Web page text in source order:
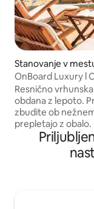
Stanovanje v
o
OnBoard Luxury l
pogled na ocean
Resnično
obdana z lepoto.
zbudite ob
prepletajo z
pozdravil vas bo
prostran, bleščeč
proti obzorju.